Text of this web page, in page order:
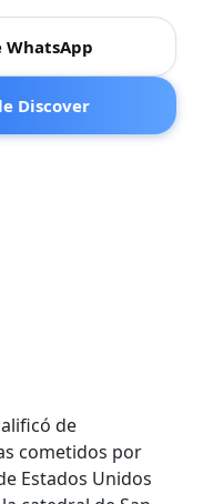
WhatsApp
Discover
de
cometidos por
Estados Unidos